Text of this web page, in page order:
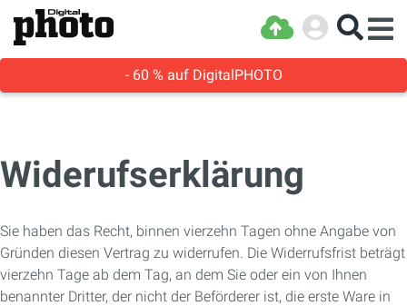
- 60 % auf DigitalPHOTO
Widerufserklärung
Sie haben das Recht, binnen vierzehn Tagen ohne Angabe von
Gründen diesen Vertrag zu widerrufen. Die Widerrufsfrist beträgt
vierzehn Tage ab dem Tag, an dem Sie oder ein von Ihnen
benannter Dritter, der nicht der Beförderer ist, die erste Ware in